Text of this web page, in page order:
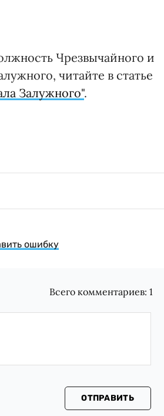
Чрезвычайного и
читайте в статье
Залужного".
ошибку
Всего комментариев:1
ОТПРАВИТЬ